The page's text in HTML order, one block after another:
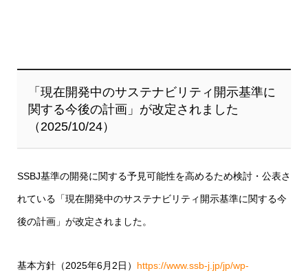
「現在開発中のサステナビリティ開示基準に
関する今後の計画」が改定されました
（2025/10/24）
SSBJ基準の開発に関する予見可能性を高めるため検討・公表さ
れている「現在開発中のサステナビリティ開示基準に関する今
後の計画」が改定されました。
基本方針（2025年6月2日） https://www.ssb-j.jp/jp/wp-